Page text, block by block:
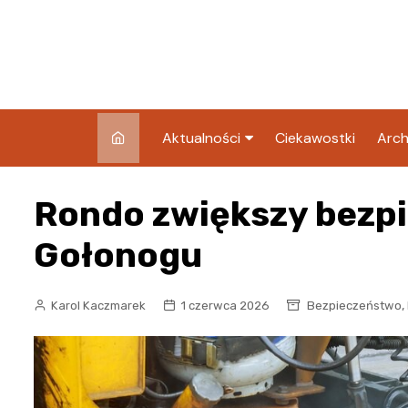
Aktualności
Blog
Ciekawostki
Rondo zwiększy
Gołonogu
Karol Kaczmarek 1 czerwca 2026 Bezpieczeństwo,